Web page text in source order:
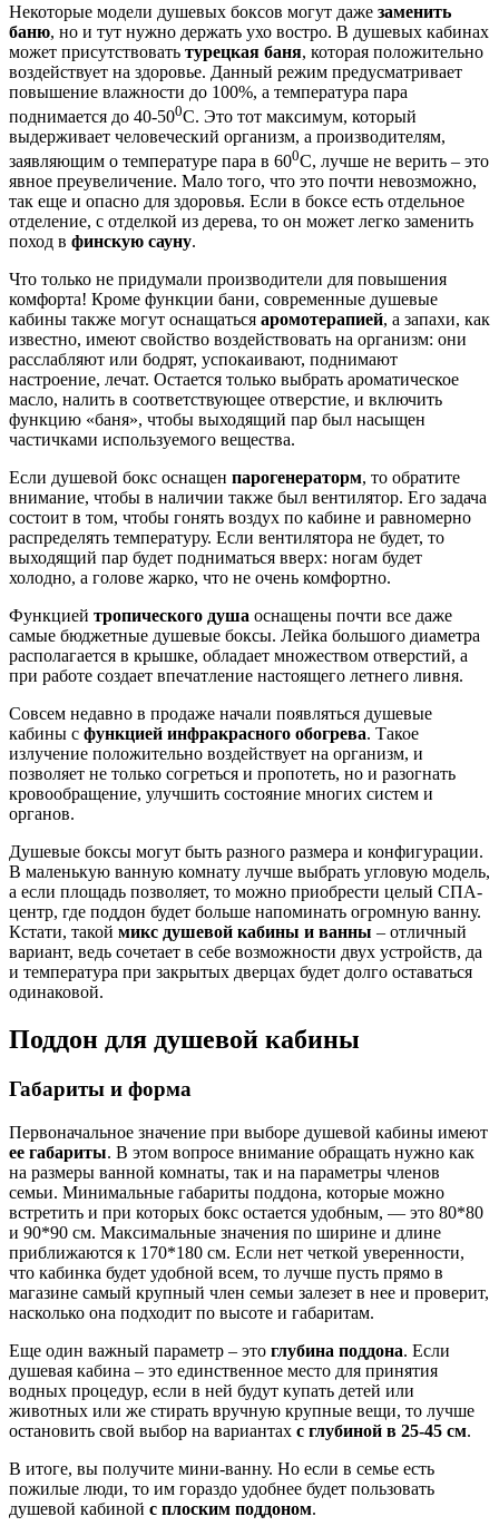
Некоторые модели душевых боксов могут даже заменить
баню, но и тут нужно держать ухо востро. В душевых кабинах
может присутствовать турецкая баня, которая положительно
воздействует на здоровье. Данный режим предусматривает
повышение влажности до 100%, а температура пара
поднимается до 40-500С. Это тот максимум, который
выдерживает человеческий организм, а производителям,
заявляющим о температуре пара в 600С, лучше не верить – это
явное преувеличение. Мало того, что это почти невозможно,
так еще и опасно для здоровья. Если в боксе есть отдельное
отделение, с отделкой из дерева, то он может легко заменить
поход в финскую сауну.
Что только не придумали производители для повышения
комфорта! Кроме функции бани, современные душевые
кабины также могут оснащаться аромотерапией, а запахи, как
известно, имеют свойство воздействовать на организм: они
расслабляют или бодрят, успокаивают, поднимают
настроение, лечат. Остается только выбрать ароматическое
масло, налить в соответствующее отверстие, и включить
функцию «баня», чтобы выходящий пар был насыщен
частичками используемого вещества.
Если душевой бокс оснащен парогенераторм, то обратите
внимание, чтобы в наличии также был вентилятор. Его задача
состоит в том, чтобы гонять воздух по кабине и равномерно
распределять температуру. Если вентилятора не будет, то
выходящий пар будет подниматься вверх: ногам будет
холодно, а голове жарко, что не очень комфортно.
Функцией тропического душа оснащены почти все даже
самые бюджетные душевые боксы. Лейка большого диаметра
располагается в крышке, обладает множеством отверстий, а
при работе создает впечатление настоящего летнего ливня.
Совсем недавно в продаже начали появляться душевые
кабины с функцией инфракрасного обогрева. Такое
излучение положительно воздействует на организм, и
позволяет не только согреться и пропотеть, но и разогнать
кровообращение, улучшить состояние многих систем и
органов.
Душевые боксы могут быть разного размера и конфигурации.
В маленькую ванную комнату лучше выбрать угловую модель,
а если площадь позволяет, то можно приобрести целый СПА-
центр, где поддон будет больше напоминать огромную ванну.
Кстати, такой микс душевой кабины и ванны – отличный
вариант, ведь сочетает в себе возможности двух устройств, да
и температура при закрытых дверцах будет долго оставаться
одинаковой.
Поддон для душевой кабины
Габариты и форма
Первоначальное значение при выборе душевой кабины имеют
ее габариты. В этом вопросе внимание обращать нужно как
на размеры ванной комнаты, так и на параметры членов
семьи. Минимальные габариты поддона, которые можно
встретить и при которых бокс остается удобным, — это 80*80
и 90*90 см. Максимальные значения по ширине и длине
приближаются к 170*180 см. Если нет четкой уверенности,
что кабинка будет удобной всем, то лучше пусть прямо в
магазине самый крупный член семьи залезет в нее и проверит,
насколько она подходит по высоте и габаритам.
Еще один важный параметр – это глубина поддона. Если
душевая кабина – это единственное место для принятия
водных процедур, если в ней будут купать детей или
животных или же стирать вручную крупные вещи, то лучше
остановить свой выбор на вариантах с глубиной в 25-45 см.
В итоге, вы получите мини-ванну. Но если в семье есть
пожилые люди, то им гораздо удобнее будет пользовать
душевой кабиной с плоским поддоном.